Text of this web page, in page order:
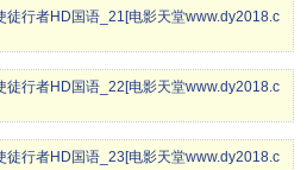
行者HD国语_21[电影天堂www.dy2018.c
行者HD国语_22[电影天堂www.dy2018.c
行者HD国语_23[电影天堂www.dy2018.c